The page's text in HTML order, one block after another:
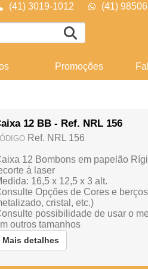
(41) 3019-1012 (41)
Promoções
12 BB - Ref. NRL 156
Ref. NRL 156
12 Bombons em papelão
á laser
16,5 x 12,5 x 3 alt.
Opções de Cores e
cristal, etc.)
possibilidade de usar o
outros tamanhos
Mais detalhes